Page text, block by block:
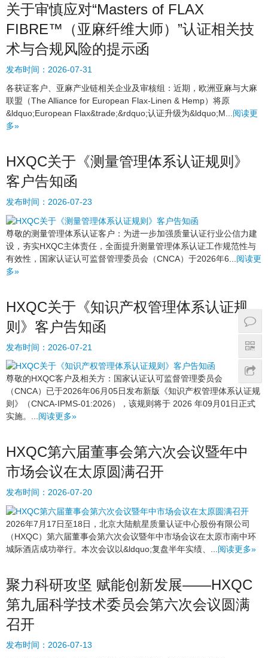
关于审慎应对“Masters of FLAX
FIBRE™（亚麻纤维大师）”认证相关技
术与合规风险的提示函
发布时间： 2026-07-31
各获证客户、亚麻产业链相关企业及审核组：近期，欧洲亚麻与大麻
联盟（The Alliance for European Flax-Linen & Hemp）将原
&ldquo;European Flax&trade;&rdquo;认证升级为&ldquo;M... 阅读更
多»
HXQC关于《测量管理体系认证规则》
客户告知函
发布时间： 2026-07-23
尊敬的测量管理体系认证客户：为进一步加强质量认证行业公信力建
设，夯实HXQC主体责任，全面提升测量管理体系认证工作规范性与
有效性，国家认证认可监督管理委员会（CNCA）于2026年6... 阅读更
多»
HXQC关于《知识产权管理体系认证规
则》客户告知函
发布时间： 2026-07-21
尊敬的HXQC客户及相关方：国家认证认可监督管理委员会
（CNCA）已于2026年06月05日发布新版《知识产权管理体系认证规
则》（CNCA-IPMS-01:2026），该规则将于 2026 年09月01日正式
实施。...阅读更多»
HXQC第六届董事会第六次会议暨年中
市场会议在太原圆满召开
发布时间： 2026-07-20
2026年7月17日至18日，北京大陆航星质量认证中心股份有限公司
（HXQC）第六届董事会第六次会议暨年中市场会议在太原市南中环
城际酒店成功举行。本次会议以&ldquo;复盘半年实绩、... 阅读更多»
聚力科研攻坚 赋能创新发展——HXQC
第九届科学技术委员会第六次会议圆满
召开
发布时间： 2026-07-13